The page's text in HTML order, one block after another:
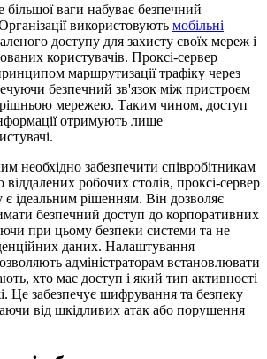
ваги набуває безпечний
використовують мобільні
доступу для захисту своїх мереж і
користувачів. Проксі-сервер
маршрутизації трафіку через
безпечний зв'язок між пристроєм
мережею. Таким чином, доступ
отримують лише
необхідно забезпечити співробітникам
робочих столів, проксі-сервер
є ідеальним рішенням. Він дозволяє
безпечний доступ до корпоративних
при цьому безпеки системи та не
даних. Налаштування
адміністраторам встановлювати
хто має доступ і який тип активності
Це забезпечує шифрування та безпеку
від шкідливих атак або порушення